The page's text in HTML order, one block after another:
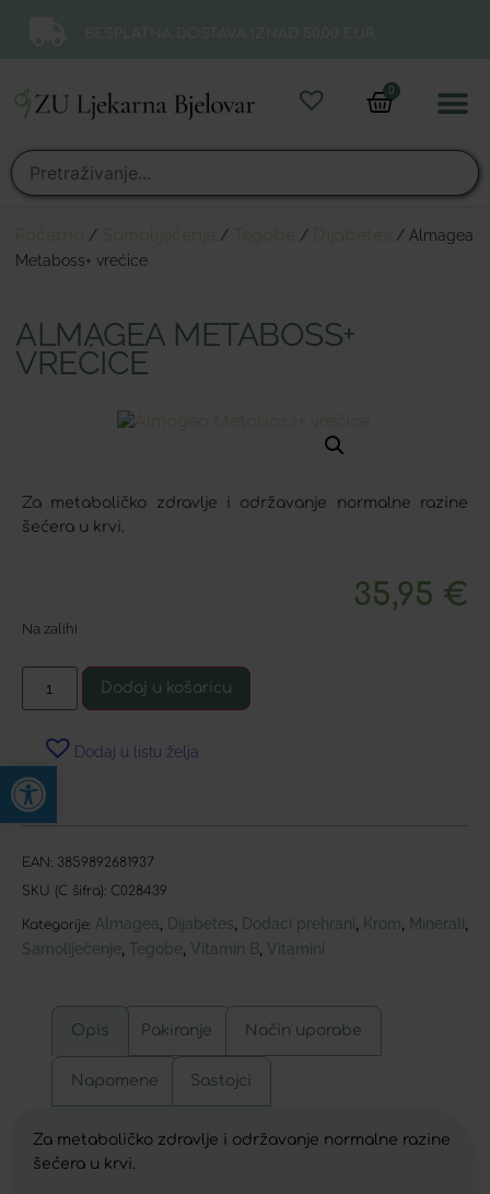
Open toolbar
0
/ / /
/ Almagea
Metaboss+ vrećice
ALMAGEA METABOSS+
VREĆICE
Za metaboličko zdravlje i održavanje normalne razine
šećera u krvi.
35,95 €
Na zalihi
Dodaj u košaricu
Dodaj u listu želja
EAN: 3859892681937
SKU (C šifra): C028439
Kategorije: Almagea Dijabetes Dodaci prehrani Krom Minerali
Samoliječenje Tegobe Vitamin B Vitamini
Opis Pakiranje Način uporabe
Napomene Sastojci
Za metaboličko zdravlje i održavanje normalne razine
šećera u krvi.